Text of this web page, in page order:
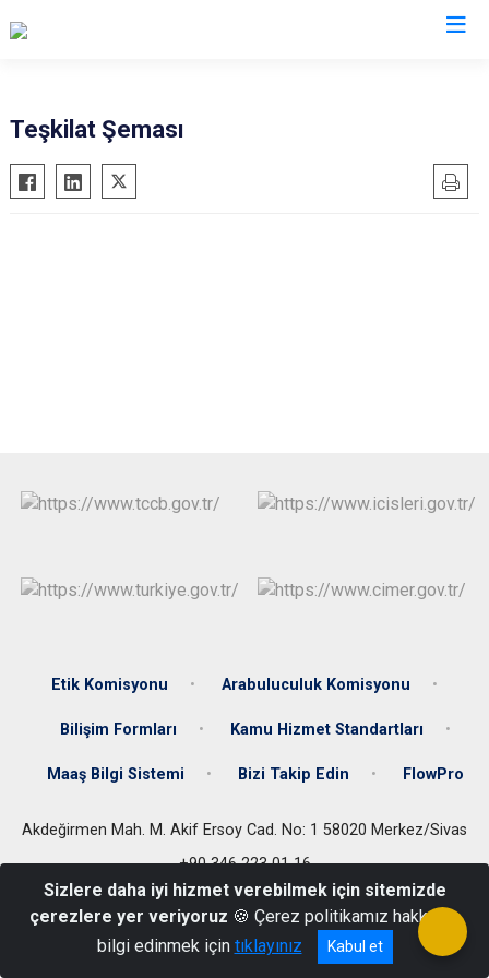
Teşkilat Şeması
Etik Komisyonu Arabuluculuk Komisyonu
Bilişim Formları Kamu Hizmet Standartları
Maaş Bilgi Sistemi Bizi Takip Edin FlowPro
Akdeğirmen Mah. M. Akif Ersoy Cad. No: 1 58020 Merkez/Sivas
+90 346 223 01 16
Sizlere daha iyi hizmet verebilmek için sitemizde
çerezlere yer veriyoruz 🍪 Çerez politikamız hakkında
bilgi edinmek için tıklayınız Kabul et